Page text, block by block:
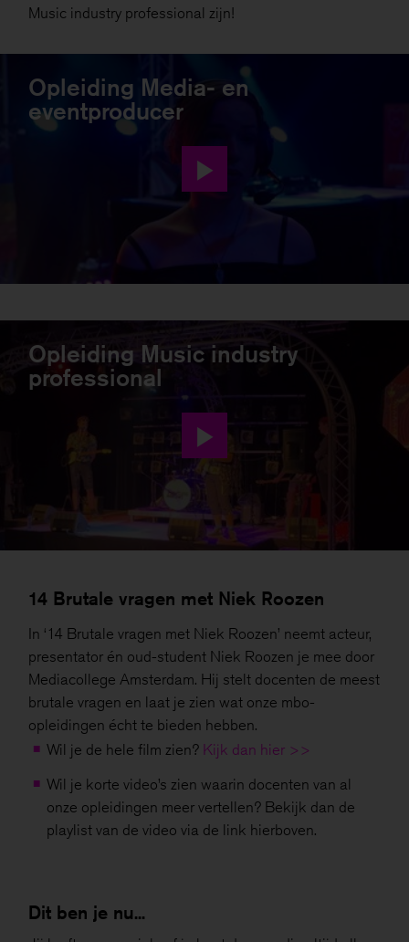
Music industry professional zijn!
Opleiding Media- en
eventproducer
Opleiding Music industry
professional
14 Brutale vragen met Niek Roozen
In ‘14 Brutale vragen met Niek Roozen’ neemt acteur,
presentator én oud-student Niek Roozen je mee door
Mediacollege Amsterdam. Hij stelt docenten de meest
brutale vragen en laat je zien wat onze mbo-
opleidingen écht te bieden hebben.
Wil je de hele film zien? Kijk dan hier >>
Wil je korte video’s zien waarin docenten van al
onze opleidingen meer vertellen? Bekijk dan de
playlist van de video via de link hierboven.
Dit ben je nu...